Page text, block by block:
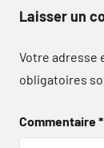
Laisser un
Votre adresse
obligatoires
Commentaire*